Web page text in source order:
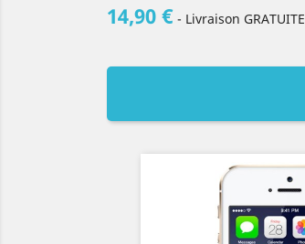
14,90 € - Livraison GRATUITE